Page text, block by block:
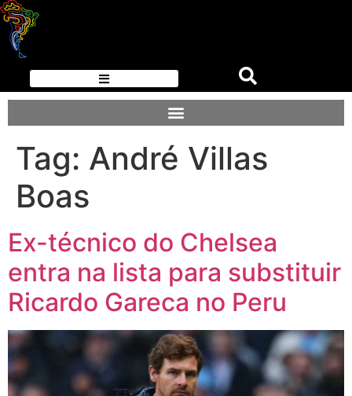
Tag: André Villas
Boas
Ex-técnico do Chelsea
entra na lista para substituir
Ricardo Gareca no Peru